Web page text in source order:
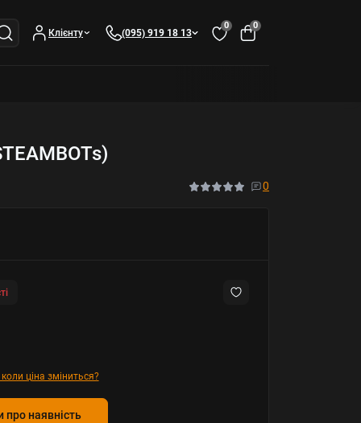
Клієнту (095) 919 18 13
0 0
0
ціна зміниться?
про наявність